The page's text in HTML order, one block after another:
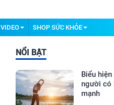
VIDEO SHOP SỨC KHỎE
NỔI BẬT
Biểu
người có
mạnh